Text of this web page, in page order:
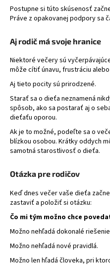
Postupne si túto skúsenosť
Práve z opakovanej podpory sa
Aj rodič má svoje hranice
Niektoré večery sú
môže cítiť únavu, frustráciu
Aj tieto pocity sú prirodzené.
Starať sa o dieťa neznamená
spôsob, ako sa postarať aj o
dieťaťu oporou.
Ak je to možné, podeľte sa o
blízkou osobou. Krátky oddych
samotná starostlivosť o dieťa.
Otázka pre rodičov
Keď dnes večer vaše dieťa
zastaviť a položiť si otázku:
Čo mi tým možno chce
Možno nehľadá dokonalé
Možno nehľadá nové pravidlá.
Možno len hľadá človeka, pri